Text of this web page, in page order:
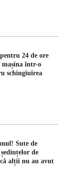
24 de ore
într-o
schingiuirea
Sute de
de
alții nu au avut